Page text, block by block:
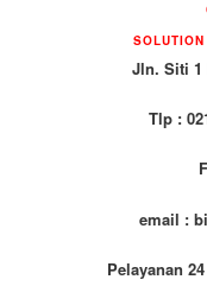
Jln. Siti 1
Tlp :
email :
Pelayanan